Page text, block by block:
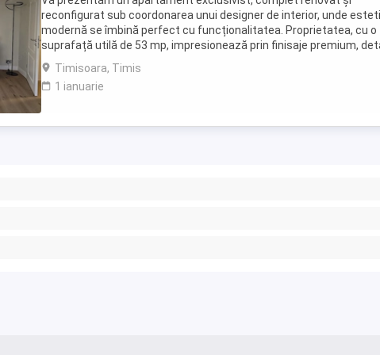
reconfigurat sub coordonarea unui designer de interior, unde
modernă se îmbină perfect cu funcționalitatea. Proprietatea, cu o
suprafață utilă de 53 mp, impresionează prin finisaje premium,
decorative elegante și dotări de ultimă ...
Timisoara, Timis
1 ianuarie